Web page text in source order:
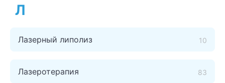
Л
Лазерный липолиз 10
Лазеротерапия 83